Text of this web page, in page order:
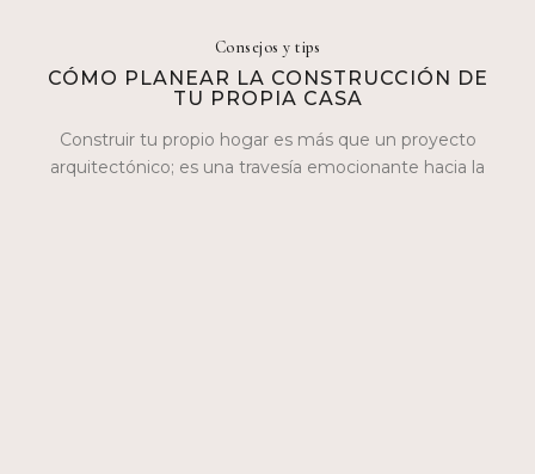
Consejos y tips
CÓMO PLANEAR LA CONSTRUCCIÓN DE
TU PROPIA CASA
Construir tu propio hogar es más que un proyecto
arquitectónico; es una travesía emocionante hacia la